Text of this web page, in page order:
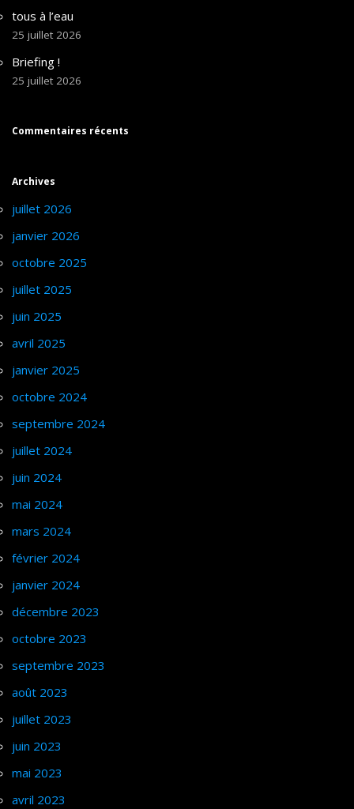
tous à l’eau
25 juillet 2026
Briefing !
25 juillet 2026
Commentaires récents
Archives
juillet 2026
janvier 2026
octobre 2025
juillet 2025
juin 2025
avril 2025
janvier 2025
octobre 2024
septembre 2024
juillet 2024
juin 2024
mai 2024
mars 2024
février 2024
janvier 2024
décembre 2023
octobre 2023
septembre 2023
août 2023
juillet 2023
juin 2023
mai 2023
avril 2023